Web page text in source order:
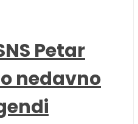
Petar
nedavno